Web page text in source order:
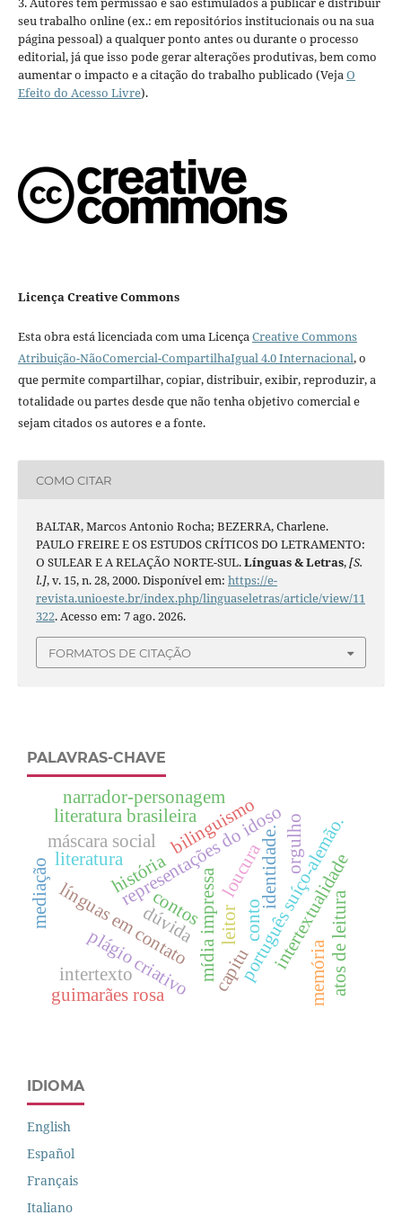
seu trabalho online (ex.: em repositórios institucionais ou na sua
página pessoal) a qualquer ponto antes ou durante o processo
editorial, já que isso pode gerar alterações produtivas, bem como
aumentar o impacto e a citação do trabalho publicado (VejaO
Efeito do Acesso Livre).
Licença Creative Commons
Esta obra está licenciada com uma LicençaCreative Commons
Atribuição-NãoComercial-CompartilhaIgual 4.0 Internacional, o
que permite compartilhar, copiar, distribuir, exibir, reproduzir, a
totalidade ou partes desde que não tenha objetivo comercial e
sejam citados os autores e a fonte.
COMO CITAR
BALTAR, Marcos Antonio Rocha; BEZERRA, Charlene.
PAULO FREIRE E OS ESTUDOS CRÍTICOS DO LETRAMENTO:
O SULEAR E A RELAÇÃO NORTE-SUL.Línguas & Letras,[S.
l.], v. 15, n. 28, 2000. Disponível em: https://e-
revista.unioeste.br/index.php/linguaseletras/article/view/11
322. Acesso em: 7 ago. 2026.
FORMATOS DE CITAÇÃO
PALAVRAS-CHAVE
representações do idoso
mídia impressa identidade.
línguas em contato
bilinguismoportuguês suíço-alemão.
intertextualidade
plágio criativo
literatura brasileira
contos
loucura
conto
história
guimarães rosa capitu
dúvida
memória
intertexto
narrador-personagem
atos de leitura
leitor
máscara social orgulho
literatura
mediação
IDIOMA
English
Español
Français
Italiano